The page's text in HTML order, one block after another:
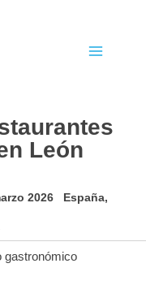
León
2026 España,
gastronómico